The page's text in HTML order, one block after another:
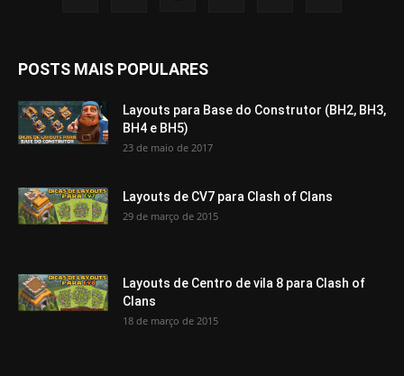
POSTS MAIS POPULARES
Layouts para Base do Construtor (BH2, BH3,
BH4 e BH5)
23 de maio de 2017
Layouts de CV7 para Clash of Clans
29 de março de 2015
Layouts de Centro de vila 8 para Clash of
Clans
18 de março de 2015